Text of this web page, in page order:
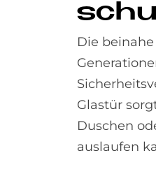
Die
Glastür
Duschen
auslaufen